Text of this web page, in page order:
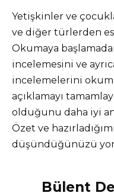
Yetişkinler ve
ve diğer türlerden
Okumaya
incelemesini ve
incelemelerini
açıklamayı
olduğunu daha iyi
Özet ve
düşündüğünüzü
Bülent